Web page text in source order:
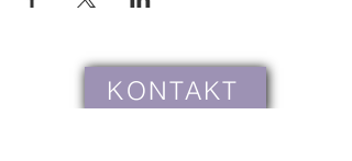
KONTAKT